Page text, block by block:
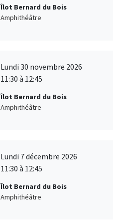
Îlot Bernard du Bois
Amphithéâtre
Lundi 30 novembre 2026
11:30 à 12:45
Îlot Bernard du Bois
Amphithéâtre
Lundi 7 décembre 2026
11:30 à 12:45
Îlot Bernard du Bois
Amphithéâtre